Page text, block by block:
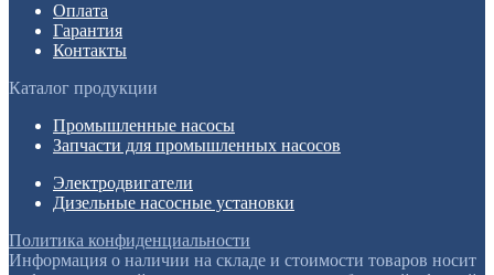
Оплата
Гарантия
Контакты
Каталог продукции
Промышленные насосы
Запчасти для промышленных насосов
Электродвигатели
Дизельные насосные установки
Политика конфиденциальности
Информация о наличии на складе и стоимости товаров носит